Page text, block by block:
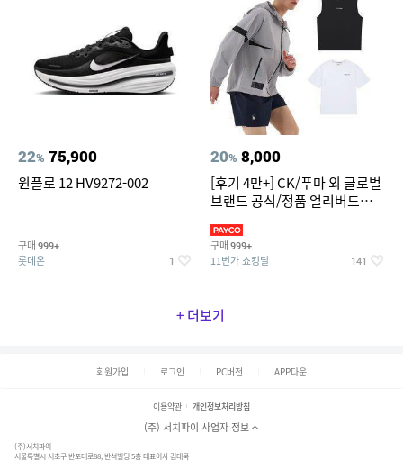
22% 75,900
윈플로 12 HV9272-002
구매 999+
롯데온 1
20% 8,000
[후기 4만+] CK/푸마 외 글로벌
브랜드 공식/정품 얼리버드
구매 999+
11번가 쇼킹딜 141
+ 더보기
회원가입 로그인 PC버전 APP다운
이용약관 개인정보처리방침
(주) 서치파이 사업자 정보
(주)서치파이
서울특별시 서초구 반포대로88, 반석빌딩 5층 대표이사 김태묵